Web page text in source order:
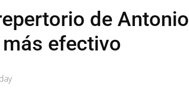
de Antonio
efectivo